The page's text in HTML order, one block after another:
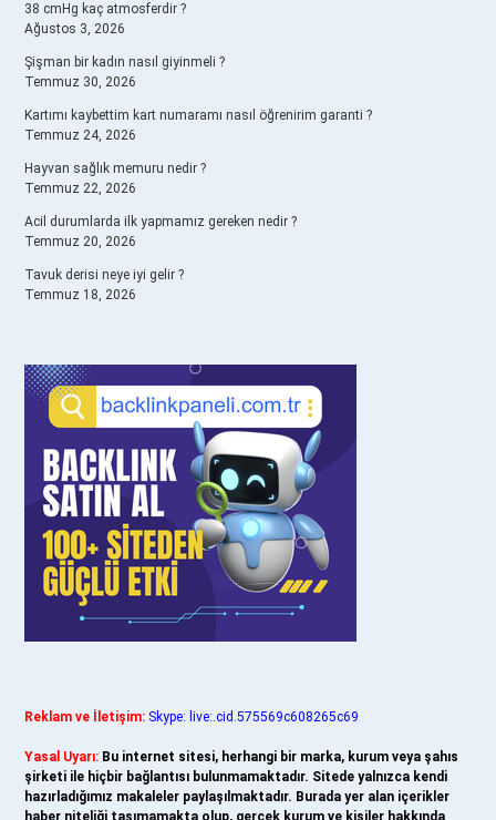
38 cmHg kaç atmosferdir ?
Ağustos 3, 2026
Şişman bir kadın nasıl giyinmeli ?
Temmuz 30, 2026
Kartımı kaybettim kart numaramı nasıl öğrenirim garanti ?
Temmuz 24, 2026
Hayvan sağlık memuru nedir ?
Temmuz 22, 2026
Acil durumlarda ilk yapmamız gereken nedir ?
Temmuz 20, 2026
Tavuk derisi neye iyi gelir ?
Temmuz 18, 2026
Reklam ve İletişim: Skype: live:.cid.575569c608265c69
Yasal Uyarı: Bu internet sitesi, herhangi bir marka, kurum veya şahıs
şirketi ile hiçbir bağlantısı bulunmamaktadır. Sitede yalnızca kendi
hazırladığımız makaleler paylaşılmaktadır. Burada yer alan içerikler
haber niteliği taşımamakta olup, gerçek kurum ve kişiler hakkında